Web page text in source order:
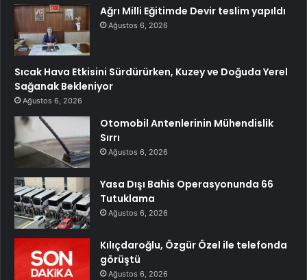
Ağrı Milli Eğitimde Devir teslim yapıldı
Ağustos 6, 2026
Sıcak Hava Etkisini Sürdürürken, Kuzey ve Doğuda Yerel
Sağanak Bekleniyor
Ağustos 6, 2026
Otomobil Antenlerinin Mühendislik
Sırrı
Ağustos 6, 2026
Yasa Dışı Bahis Operasyonunda 66
Tutuklama
Ağustos 6, 2026
Kılıçdaroğlu, Özgür Özel ile telefonda
görüştü
Ağustos 6, 2026